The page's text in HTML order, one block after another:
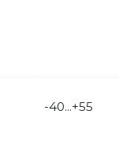
-40...+55